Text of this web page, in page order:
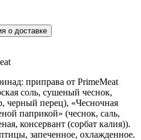
о доставке
приправа от PrimeMeat
соль, сушеный чеснок,
черный перец), «Чесночная
паприкой» (чеснок, саль,
консервант (сорбат калия)).
запеченное, охлажденное.